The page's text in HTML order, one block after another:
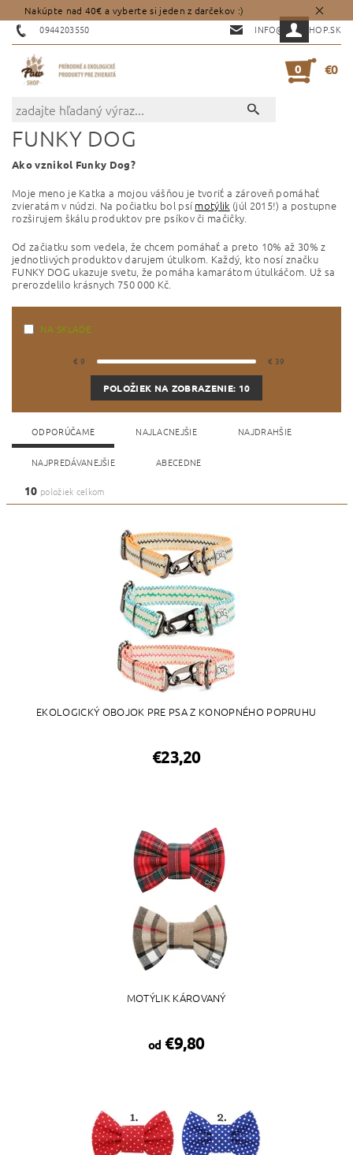
Nakúpte nad 40€ a vyberte si jeden z darčekov :)
0944203550
INFO@PAWSHOP.SK
0 €0
FUNKY DOG
Ako vznikol Funky Dog?
Moje meno je Katka a mojou vášňou je tvoriť a zároveň pomáhať
zvieratám v núdzi. Na počiatku bol psí motýlik (júl 2015!) a postupne
rozširujem škálu produktov pre psíkov či mačičky.
Od začiatku som vedela, že chcem pomáhať a preto 10% až 30% z
jednotlivých produktov darujem útulkom. Každý, kto nosí značku
FUNKY DOG ukazuje svetu, že pomáha kamarátom útulkáčom. Už sa
prerozdelilo krásnych 750 000 Kč.
NA SKLADE
€ 9 € 39
POLOŽIEK NA ZOBRAZENIE: 10
ODPORÚČAME NAJLACNEJŠIE NAJDRAHŠIE
NAJPREDÁVANEJŠIE ABECEDNE
10 položiek celkom
EKOLOGICKÝ OBOJOK PRE PSA Z KONOPNÉHO POPRUHU
€23,20
MOTÝLIK KÁROVANÝ
od €9,80